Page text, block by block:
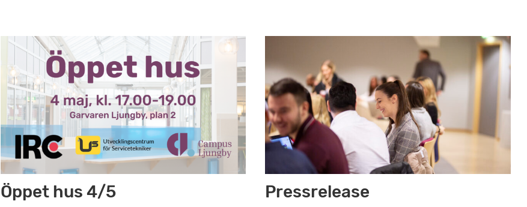
Öppet hus 4/5 Pressrelease